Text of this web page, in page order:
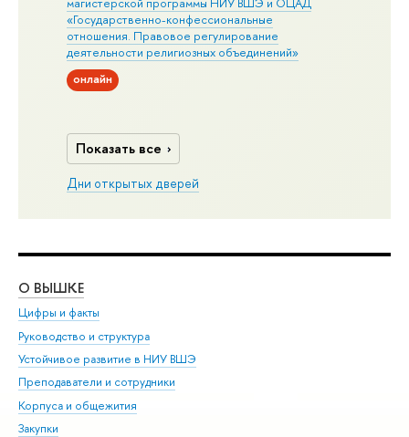
«Государственно-конфессиональные
отношения. Правовое регулирование
деятельности религиозных объединений»
онлайн
Показать все
Дни открытых дверей
О ВЫШКЕ
Цифры и факты
Руководство и структура
Устойчивое развитие в НИУ ВШЭ
Преподаватели и сотрудники
Корпуса и общежития
Закупки